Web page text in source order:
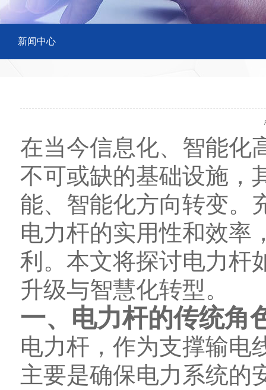
新闻中心
在当今信息化、智能化
不可或缺的基础设施，
能、智能化方向转变。
电力杆的实用性和效率
利。本文将探讨电力杆
升级与智慧化转型。
一、电力杆的传统角
电力杆，作为支撑输电
主要是确保电力系统的